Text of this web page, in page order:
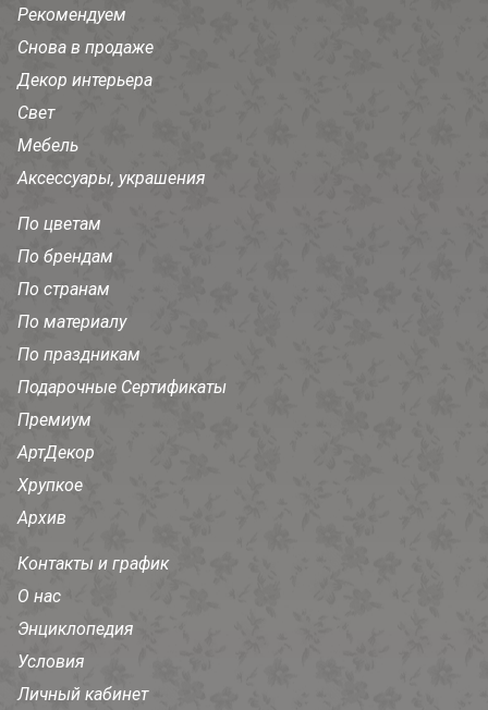
Рекомендуем
Снова в продаже
Декор интерьера
Свет
Мебель
Аксессуары, украшения
По цветам
По брендам
По странам
По материалу
По праздникам
Подарочные Сертификаты
Премиум
АртДекор
Хрупкое
Архив
Контакты и график
О нас
Энциклопедия
Условия
Личный кабинет